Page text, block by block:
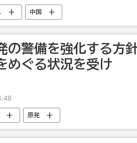
中国
警備を強化する方
めぐる状況を受け
原発